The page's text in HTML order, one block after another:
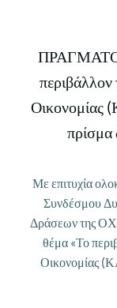
Οικονομίας
πρίσμα
Με επιτυχία
Συνδέσμου
Δράσεων της
θέμα «Το
Οικονομίας